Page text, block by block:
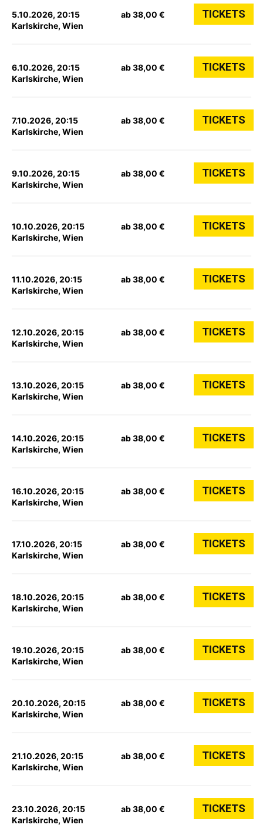
5.10.2026, 20:15
Karlskirche, Wien
ab 38,00 € TICKETS
6.10.2026, 20:15
Karlskirche, Wien
ab 38,00 € TICKETS
7.10.2026, 20:15
Karlskirche, Wien
ab 38,00 € TICKETS
9.10.2026, 20:15
Karlskirche, Wien
ab 38,00 € TICKETS
10.10.2026, 20:15
Karlskirche, Wien
ab 38,00 € TICKETS
11.10.2026, 20:15
Karlskirche, Wien
ab 38,00 € TICKETS
12.10.2026, 20:15
Karlskirche, Wien
ab 38,00 € TICKETS
13.10.2026, 20:15
Karlskirche, Wien
ab 38,00 € TICKETS
14.10.2026, 20:15
Karlskirche, Wien
ab 38,00 € TICKETS
16.10.2026, 20:15
Karlskirche, Wien
ab 38,00 € TICKETS
17.10.2026, 20:15
Karlskirche, Wien
ab 38,00 € TICKETS
18.10.2026, 20:15
Karlskirche, Wien
ab 38,00 € TICKETS
19.10.2026, 20:15
Karlskirche, Wien
ab 38,00 € TICKETS
20.10.2026, 20:15
Karlskirche, Wien
ab 38,00 € TICKETS
21.10.2026, 20:15
Karlskirche, Wien
ab 38,00 € TICKETS
23.10.2026, 20:15
Karlskirche, Wien
ab 38,00 € TICKETS